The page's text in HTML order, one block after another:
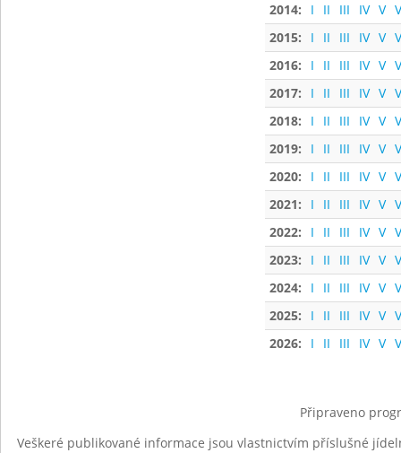
2014:
I II III IV V
2015:
I II III IV V
2016:
I II III IV V
2017:
I II III IV V
2018:
I II III IV V
2019:
I II III IV V
2020:
I II III IV V
2021:
I II III IV V
2022:
I II III IV V
2023:
I II III IV V
2024:
I II III IV V
2025:
I II III IV V
2026:
I II III IV V
Připraveno
Veškeré publikované informace jsou vlastnictvím příslušné